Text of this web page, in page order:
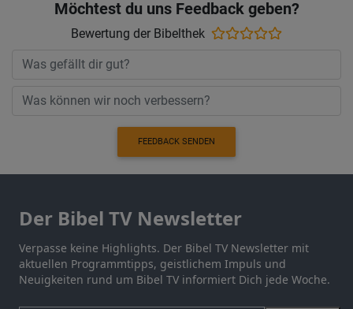
Möchtest du uns Feedback geben?
Bewertung der Bibelthek
FEEDBACK SENDEN
Der Bibel TV Newsletter
Verpasse keine Highlights. Der Bibel TV Newsletter mit
aktuellen Programmtipps, geistlichem Impuls und
Neuigkeiten rund um Bibel TV informiert Dich jede Woche.